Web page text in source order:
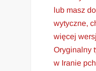
lub masz
wytyczne,
więcej
Oryginalny
w Iranie